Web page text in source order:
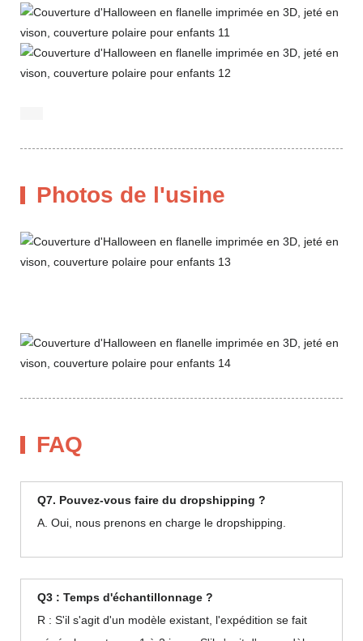
Photos de l'usine
FAQ
Q7. Pouvez-vous faire du dropshipping ?
A. Oui, nous prenons en charge le dropshipping.
Q3 : Temps d'échantillonnage ?
R : S'il s'agit d'un modèle existant, l'expédition se fait